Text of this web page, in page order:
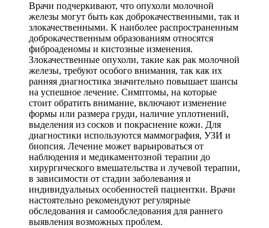
Врачи подчеркивают, что опухоли молочной
железы могут быть как доброкачественными, так и
злокачественными. К наиболее распространенным
доброкачественным образованиям относятся
фиброаденомы и кистозные изменения.
Злокачественные опухоли, такие как рак молочной
железы, требуют особого внимания, так как их
ранняя диагностика значительно повышает шансы
на успешное лечение. Симптомы, на которые
стоит обратить внимание, включают изменение
формы или размера груди, наличие уплотнений,
выделения из сосков и покраснение кожи. Для
диагностики используются маммография, УЗИ и
биопсия. Лечение может варьироваться от
наблюдения и медикаментозной терапии до
хирургического вмешательства и лучевой терапии,
в зависимости от стадии заболевания и
индивидуальных особенностей пациентки. Врачи
настоятельно рекомендуют регулярные
обследования и самообследования для раннего
выявления возможных проблем.